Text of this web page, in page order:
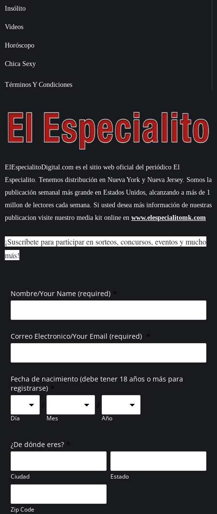
Insólito
Videos
Horóscopo
Chica Sexy
Términos Y Condiciones
ElEspecialitoDigital.com es el sitio web oficial del periódico El
Especialito. Tenemos distribución en Nueva York y Nueva Jersey. Somos la
publicación semanal más grande en Estados Unidos, alcanzando a más de 1
millon de lectores cada semana. Si usted desea más información de nuestras
publicacion visite nuestro media kit online en www.elespecialitomk.com
¡Suscríbete para participar en sorteos, concursos, eventos y mucho
más!
Nombre/Your Name (required) *
Correo Electronico/Your Email (required) *
Fecha de nacimiento (debe tener 18 años o más para
registrarse) *
Día
/
Mes
/
Año
¿De dónde eres? *
Ciudad Estado
Zip Code